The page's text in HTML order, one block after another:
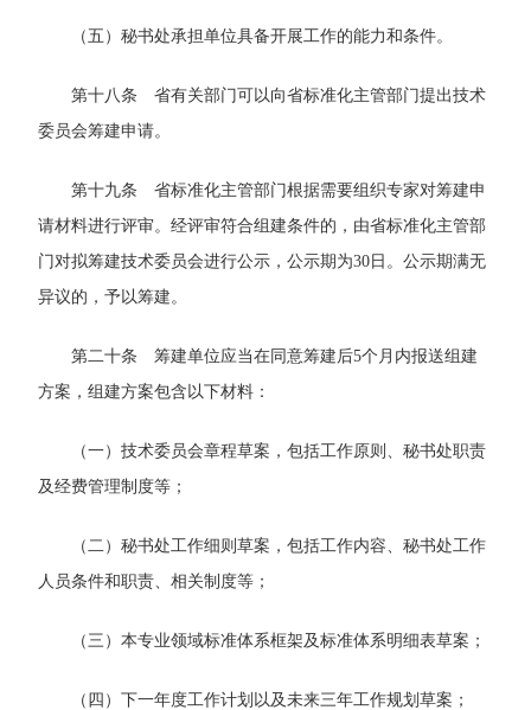
（五）秘书处承担单位具备开展工作的能力和条件。
第十八条 省有关部门可以向省标准化主管部门提出技术
委员会筹建申请。
第十九条 省标准化主管部门根据需要组织专家对筹建申
请材料进行评审。经评审符合组建条件的，由省标准化主管部
门对拟筹建技术委员会进行公示，公示期为30日。公示期满无
异议的，予以筹建。
第二十条 筹建单位应当在同意筹建后5个月内报送组建
方案，组建方案包含以下材料：
（一）技术委员会章程草案，包括工作原则、秘书处职责
及经费管理制度等；
（二）秘书处工作细则草案，包括工作内容、秘书处工作
人员条件和职责、相关制度等；
（三）本专业领域标准体系框架及标准体系明细表草案；
（四）下一年度工作计划以及未来三年工作规划草案；